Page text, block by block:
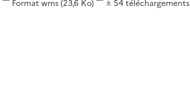
Format wms(23,6 Ko) 54 téléchargements